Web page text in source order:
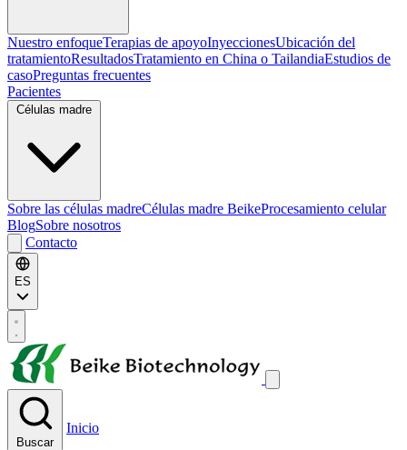
Nuestro enfoqueTerapias de apoyoInyeccionesUbicación del
tratamientoResultadosTratamiento en China o TailandiaEstudios de
casoPreguntas frecuentes
Pacientes
Sobre las células madreCélulas madre BeikeProcesamiento celular
BlogSobre nosotros
Contacto
ES
Buscar
Inicio